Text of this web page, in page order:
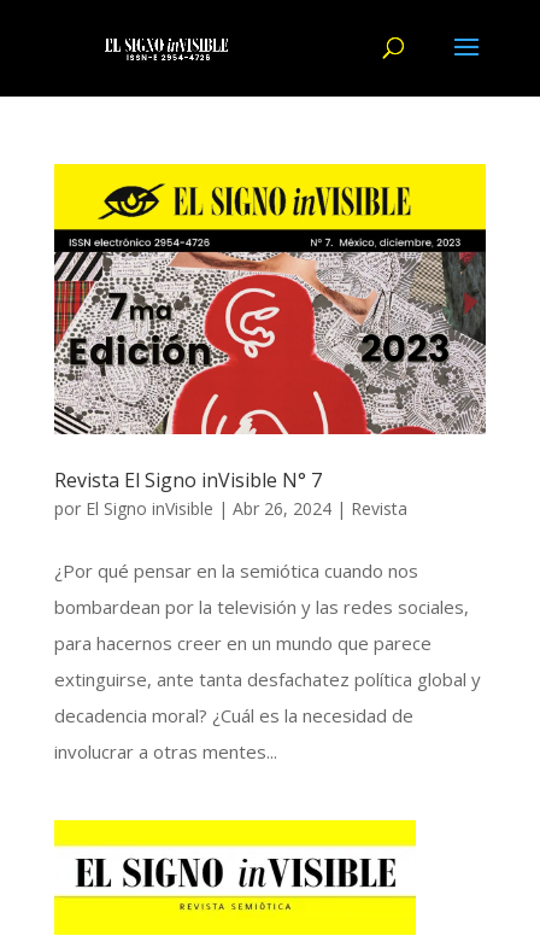
Revista El Signo inVisible N° 7
por El Signo inVisible | Abr 26, 2024| Revista
¿Por qué pensar en la semiótica cuando nos
bombardean por la televisión y las redes sociales,
para hacernos creer en un mundo que parece
extinguirse, ante tanta desfachatez política global y
decadencia moral? ¿Cuál es la necesidad de
involucrar a otras mentes...